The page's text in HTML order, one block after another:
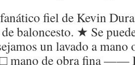
fiel de Kevin
de baloncesto. ★ Se
un lavado a mano
mano de obra fina ——